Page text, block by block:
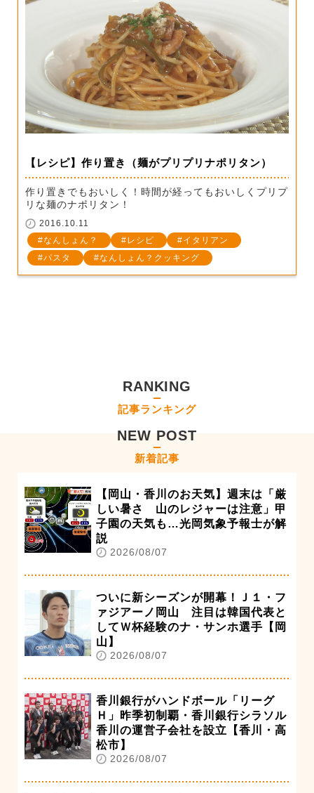
【レシピ】作り置き（麺がプリプリナポリタン）
作り置きでもおいしく！時間が経ってもおいしくプリプ
リな麺のナポリタン！
2016.10.11
なんしょん？
レシピ
イタリアン
パスタ
なんしょん？クッキング
RANKING
記事ランキング
NEW POST
新着記事
【岡山・香川のお天気】週末は「厳
しい暑さ 山のレジャーは注意」甲
子園の天気も…光岡気象予報士が解
説
2026/08/07
ついに新シーズンが開幕！Ｊ１・フ
ァジアーノ岡山 注目は韓国代表と
してＷ杯経験のナ・サンホ選手【岡
山】
2026/08/07
香川銀行がハンドボール「リーグ
Ｈ」昨季初制覇・香川銀行シラソル
香川の運営子会社を設立【香川・高
松市】
2026/08/07